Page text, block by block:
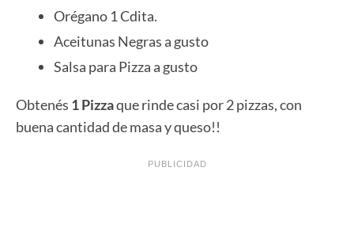
Orégano 1 Cdita.
Aceitunas Negras a gusto
Salsa para Pizza a gusto
Obtenés 1 Pizzaque rinde casi por 2 pizzas, con
buena cantidad de masa y queso!!
PUBLICIDAD